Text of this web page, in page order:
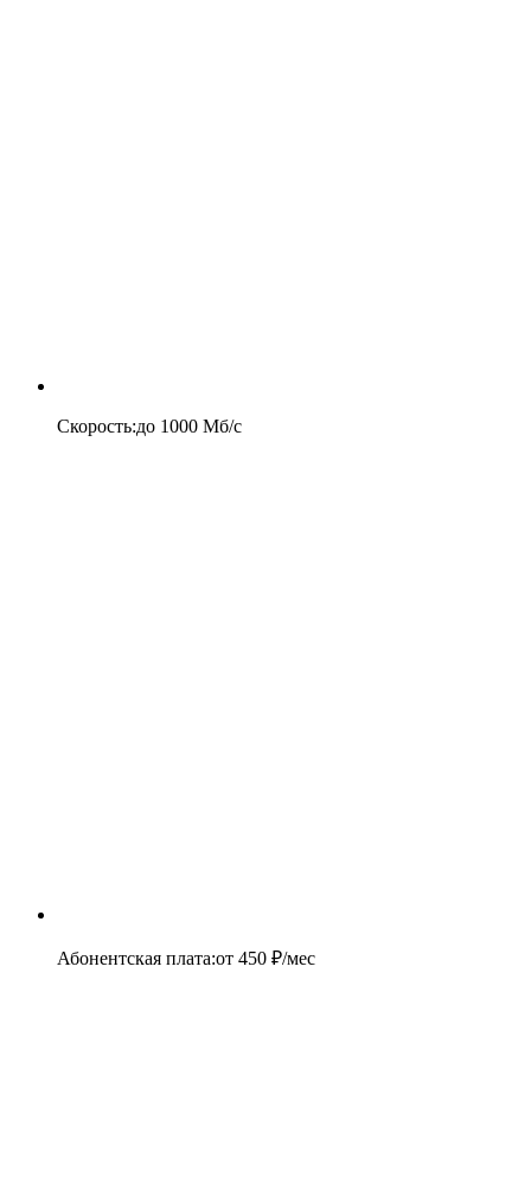
Скорость:до 1000 Мб/c
Абонентская плата:от 450 ₽/мес